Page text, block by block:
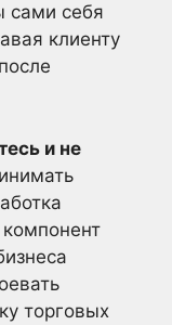
сами себя
клиенту
и не
торговых